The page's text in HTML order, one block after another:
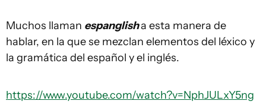
Muchos llaman espanglisha esta manera de
hablar, en la que se mezclan elementos del léxico y
la gramática del español y el inglés.
https://www.youtube.com/watch?v=NphJULxY5ng